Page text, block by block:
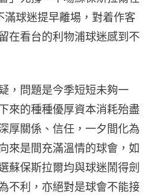
滿球迷提早離場，對着作客
在看台的利物浦球迷感到不
，問題是今季短短未夠一
來的種種優厚資本消耗殆盡
關係、信任，一夕間化為
來是間充滿溫情的球會，如
蘇保斯拉爾均與球迷鬧得劍
不利，亦絕對是球會不能接